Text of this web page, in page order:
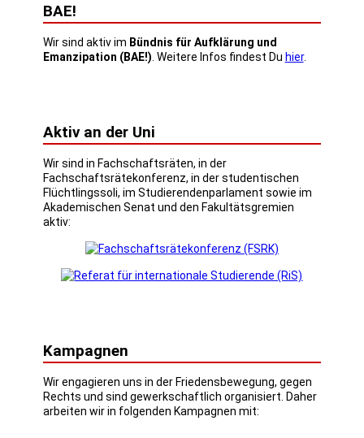
BAE!
Wir sind aktiv im Bündnis für Aufklärung und
Emanzipation (BAE!) . Weitere Infos findest Du hier.
Aktiv an der Uni
Wir sind in Fachschaftsräten, in der
Fachschaftsrätekonferenz, in der studentischen
Flüchtlingssoli, im Studierendenparlament sowie im
Akademischen Senat und den Fakultätsgremien
aktiv:
Kampagnen
Wir engagieren uns in der Friedensbewegung, gegen
Rechts und sind gewerkschaftlich organisiert. Daher
arbeiten wir in folgenden Kampagnen mit: